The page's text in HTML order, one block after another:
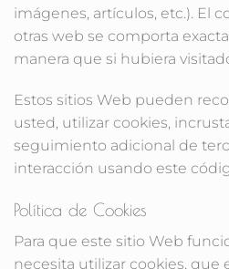
imágenes, artículos, etc.). El
otras web se comporta
manera que si hubiera
Estos sitios Web pueden
usted, utilizar cookies,
seguimiento adicional de
interacción usando este
Política de Cookies
Para que este sitio Web
necesita utilizar cookies, que